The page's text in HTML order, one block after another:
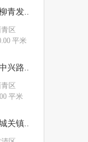
青发..
青区
平米
兴路..
青区
平米
关镇..